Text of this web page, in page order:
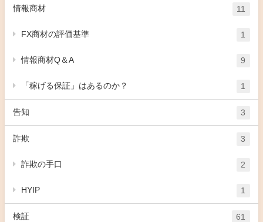
情報商材 11
FX商材の評価基準 1
情報商材Q＆A 9
「稼げる保証」はあるのか？ 1
告知 3
詐欺 3
詐欺の手口 2
HYIP 1
検証 61